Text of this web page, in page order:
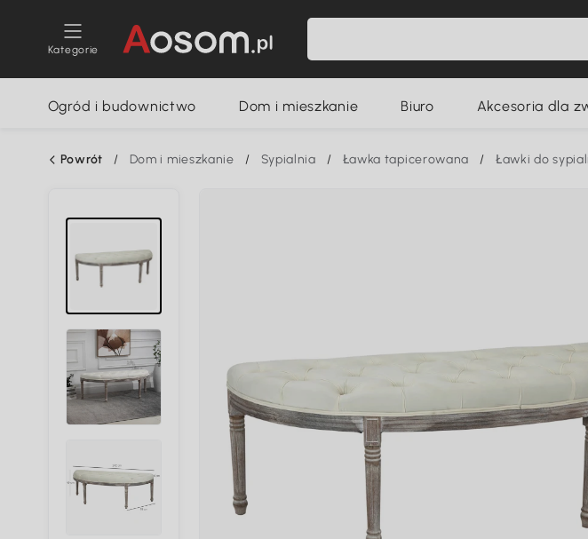
Kategorie
Ogród i budownictwo Dom i mieszkanie Biuro Akcesoria dla
Powrót / Dom i mieszkanie / Sypialnia / Ławka tapicerowana / Ławki do